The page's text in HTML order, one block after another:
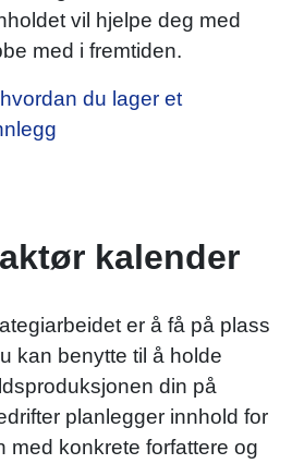
vil hjelpe deg med
med i fremtiden.
du lager et
kalender
er å få på plass
kan benytte til å holde
din på
planlegger innhold for
med konkrete forfattere og